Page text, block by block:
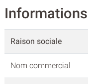
Raison sociale
Nom commercial